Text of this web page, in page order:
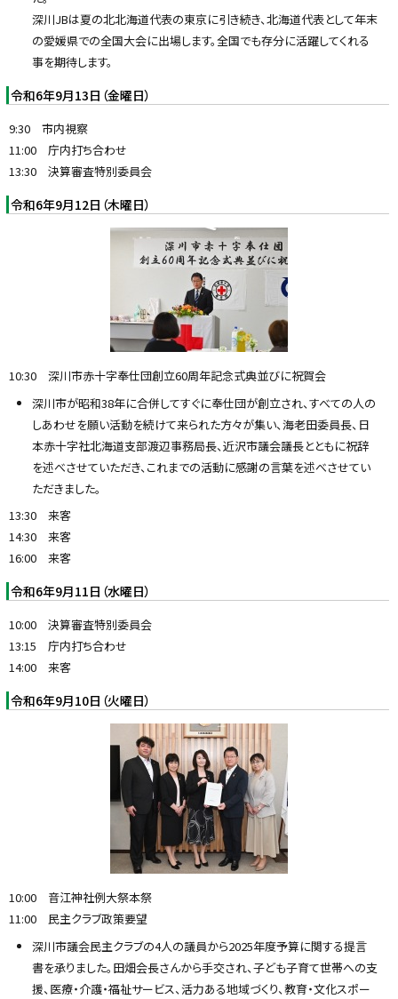
深川JBは夏の北北海道代表の東京に引き続き、北海道代表として年末
の愛媛県での全国大会に出場します。全国でも存分に活躍してくれる
事を期待します。
令和6年9月13日（金曜日）
9:30 市内視察
11:00 庁内打ち合わせ
13:30 決算審査特別委員会
令和6年9月12日（木曜日）
10:30 深川市赤十字奉仕団創立60周年記念式典並びに祝賀会
深川市が昭和38年に合併してすぐに奉仕団が創立され、すべての人の
しあわせを願い活動を続けて来られた方々が集い、海老田委員長、日
本赤十字社北海道支部渡辺事務局長、近沢市議会議長とともに祝辞
を述べさせていただき、これまでの活動に感謝の言葉を述べさせてい
ただきました。
13:30 来客
14:30 来客
16:00 来客
令和6年9月11日（水曜日）
10:00 決算審査特別委員会
13:15 庁内打ち合わせ
14:00 来客
令和6年9月10日（火曜日）
10:00 音江神社例大祭本祭
11:00 民主クラブ政策要望
深川市議会民主クラブの4人の議員から2025年度予算に関する提言
書を承りました。田畑会長さんから手交され、子ども子育て世帯への支
援、医療・介護・福祉サービス、活力ある地域づくり、教育・文化スポー